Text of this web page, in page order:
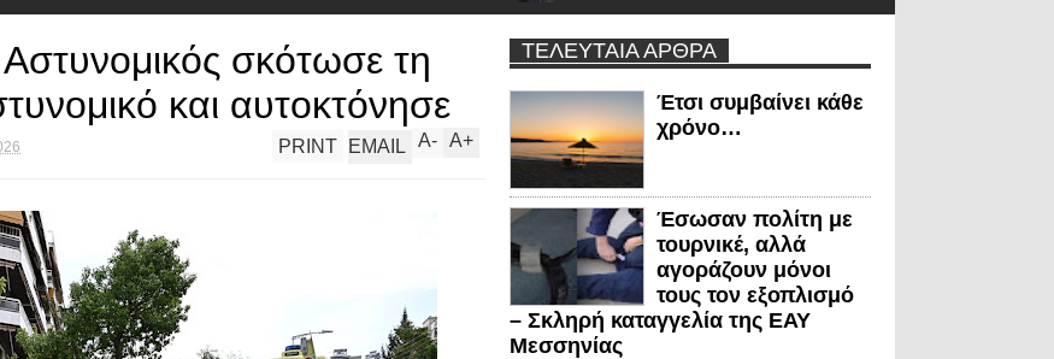
σκότωσε τη
και αυτοκτόνησε
A+
A-
PRINT EMAIL
ΤΕΛΕΥΤΑΙΑ ΑΡΘΡΑ
Έτσι συμβαίνει κάθε
χρόνο…
Έσωσαν πολίτη με
τουρνικέ, αλλά
αγοράζουν μόνοι
τους τον εξοπλισμό
– Σκληρή καταγγελία της ΕΑΥ
Μεσσηνίας